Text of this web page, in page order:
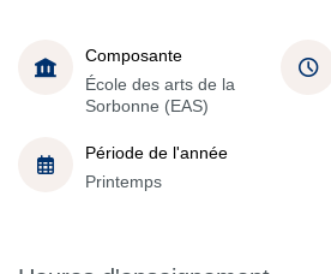
Composante
École des arts de la
Sorbonne (EAS)
Période de l'année
Printemps